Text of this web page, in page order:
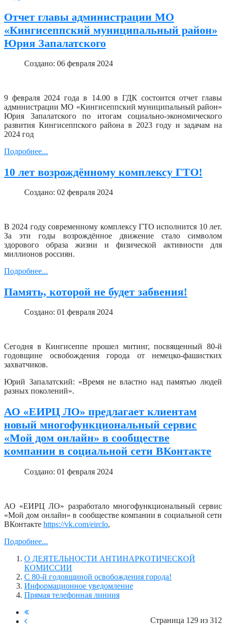
Отчет главы администрации МО
«Кингисеппский муниципальный район»
Юрия Запалатского
Создано: 06 февраля 2024
9 февраля 2024 года в 14.00 в ГДК состоится отчет главы
администрации МО «Кингисеппский муниципальный район»
Юрия Запалатского по итогам социально-экономического
развития Кингисеппского района в 2023 году и задачам на
2024 год
Подробнее...
10 лет возрождённому комплексу ГТО!
Создано: 02 февраля 2024
В 2024 году современному комплексу ГТО исполнится 10 лет.
За эти годы возрождённое движение стало символом
здорового образа жизни и физической активности для
миллионов россиян.
Подробнее...
Память, которой не будет забвения!
Создано: 01 февраля 2024
Сегодня в Кингисеппе прошел митинг, посвященный 80-й
годовщине освобождения города от немецко-фашистких
захватчиков.
Юрий Запалатский: «Время не властно над памятью людей
разных поколений».
АО «ЕИРЦ ЛО» предлагает клиентам
новый многофункциональный сервис
«Мой дом онлайн» в сообществе
компании в социальной сети ВКонтакте
Создано: 01 февраля 2024
АО «ЕИРЦ ЛО» разработало многофункциональный сервис
«Мой дом онлайн» в сообществе компании в социальной сети
ВКонтакте https://vk.com/eirclo,
Подробнее...
О ДЕЯТЕЛЬНОСТИ АНТИНАРКОТИЧЕСКОЙ
КОМИССИИ
С 80-й годовщиной освобождения города!
Информационное уведомление
Прямая телефонная линиия
Страница 129 из 312